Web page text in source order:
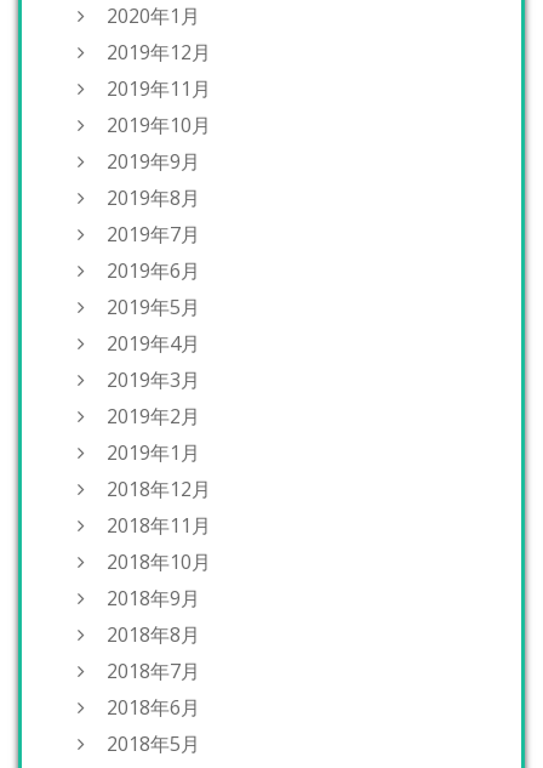
2020年1月
2019年12月
2019年11月
2019年10月
2019年9月
2019年8月
2019年7月
2019年6月
2019年5月
2019年4月
2019年3月
2019年2月
2019年1月
2018年12月
2018年11月
2018年10月
2018年9月
2018年8月
2018年7月
2018年6月
2018年5月